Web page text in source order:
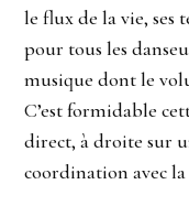
le flux de la vie, ses
pour tous les
musique dont le
C’est formidable
direct, à droite sur
coordination avec